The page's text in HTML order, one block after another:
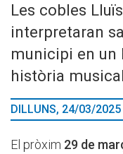
Les cobles
interpretaran
municipi en un
història musical
DILLUNS, 24/03/2025
El pròxim 29 de